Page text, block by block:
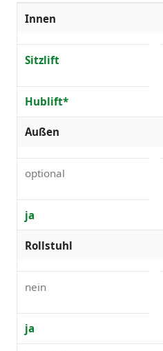
Innen
Sitzlift
Hublift*
Außen
optional
ja
Rollstuhl
nein
ja